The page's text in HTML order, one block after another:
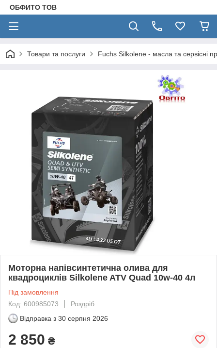
ОБФИТО ТОВ
Товари та послуги Fuchs Silkolene - масла та сервісні
Моторна напівсинтетична олива для
квадроциклів Silkolene ATV Quad 10w-40 4л
Під замовлення
Код: 600985073
Роздріб
Відправка з 30 серпня 2026
2 850 ₴